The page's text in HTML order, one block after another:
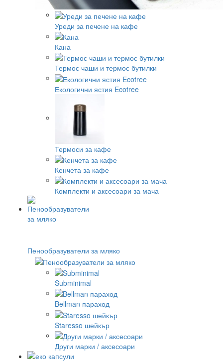
Уреди за печене на кафе
Кана
Термос чаши и термос бутилки
Екологични ястия Ecotree
Термоси за кафе
Кенчета за кафе
Комплекти и аксесоари за мача
Пенообразуватели за мляко
Subminimal
Bellman параход
Staresso шейкър
Други марки / аксесоари